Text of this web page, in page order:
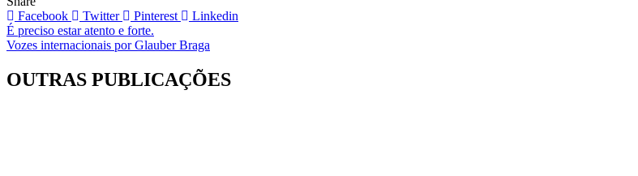
Facebook
Twitter Pinterest Linkedin
Navegação
de
Post
É preciso estar atento e forte.
Vozes internacionais por Glauber Braga
OUTRAS PUBLICAÇÕES